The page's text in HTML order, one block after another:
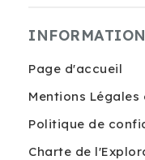
Page d'accueil
Mentions Légales
Politique de
Charte de